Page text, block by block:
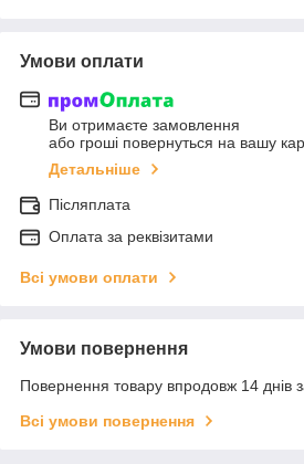
Умови оплати
Ви отримаєте замовлення
або гроші повернуться на вашу
Детальніше
Післяплата
Оплата за реквізитами
Всі умови оплати
Умови повернення
Повернення товару впродовж 14 днів
Всі умови повернення